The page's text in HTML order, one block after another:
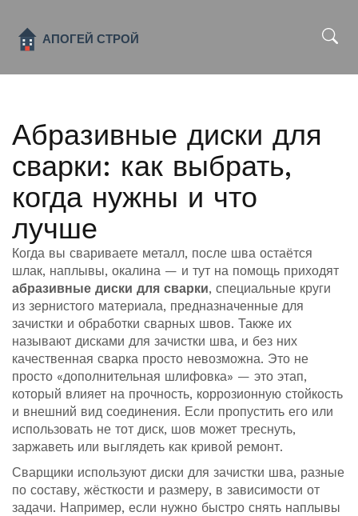
Абразивные диски для
сварки: как выбрать,
когда нужны и что
лучше
Когда вы свариваете металл, после шва остаётся
шлак, наплывы, окалина — и тут на помощь приходят
абразивные диски для сварки, специальные круги
из зернистого материала, предназначенные для
зачистки и обработки сварных швов. Также их
называют дисками для зачистки шва, и без них
качественная сварка просто невозможна. Это не
просто «дополнительная шлифовка» — это этап,
который влияет на прочность, коррозионную стойкость
и внешний вид соединения. Если пропустить его или
использовать не тот диск, шов может треснуть,
заржаветь или выглядеть как кривой ремонт.
Сварщики используют диски для зачистки шва, разные
по составу, жёсткости и размеру, в зависимости от
задачи. Например, если нужно быстро снять наплывы